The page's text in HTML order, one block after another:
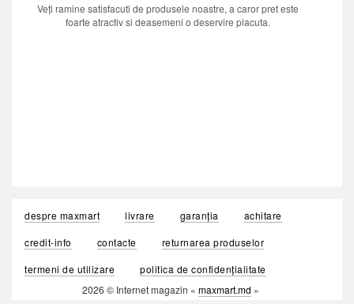
Veți ramine satisfacuti de produsele noastre, a caror pret este
foarte atractiv si deasemeni o deservire placuta.
despre maxmart livrare garanția
achitare
credit-info
contacte
returnarea produselor
termeni de utilizare
politica de confidențialitate
2026 © Internet magazin « maxmart.md »